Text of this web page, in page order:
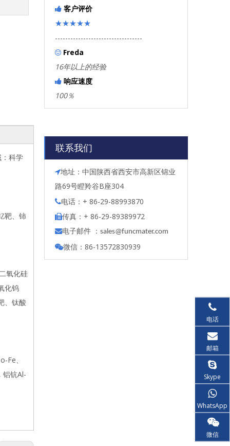
科学
靶、铈
氧化硅
化钨
、钛酸
Fe、
铝钪Al-
 客户评价
★★★★★
----------------------------------
 Freda
16年以上的经验
 响应速度
100％
联系我们
地址：中国陕西省西安市高新区锦业
路69号瞪羚谷B座304
电话：+ 86-29-88993870
传真：+ 86-29-89389972
电子邮件 ： sales@funcmater.com
微信：86-13572830939
电话
邮箱
Skype
WhatsApp
微信